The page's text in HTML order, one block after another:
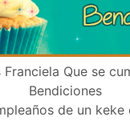
Que se
Bendiciones
de un keke